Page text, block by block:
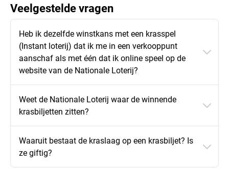
Veelgestelde vragen
Heb ik dezelfde winstkans met een krasspel
(Instant loterij) dat ik me in een verkooppunt
aanschaf als met één dat ik online speel op de
website van de Nationale Loterij?
Weet de Nationale Loterij waar de winnende
krasbiljetten zitten?
Waaruit bestaat de kraslaag op een krasbiljet? Is
ze giftig?